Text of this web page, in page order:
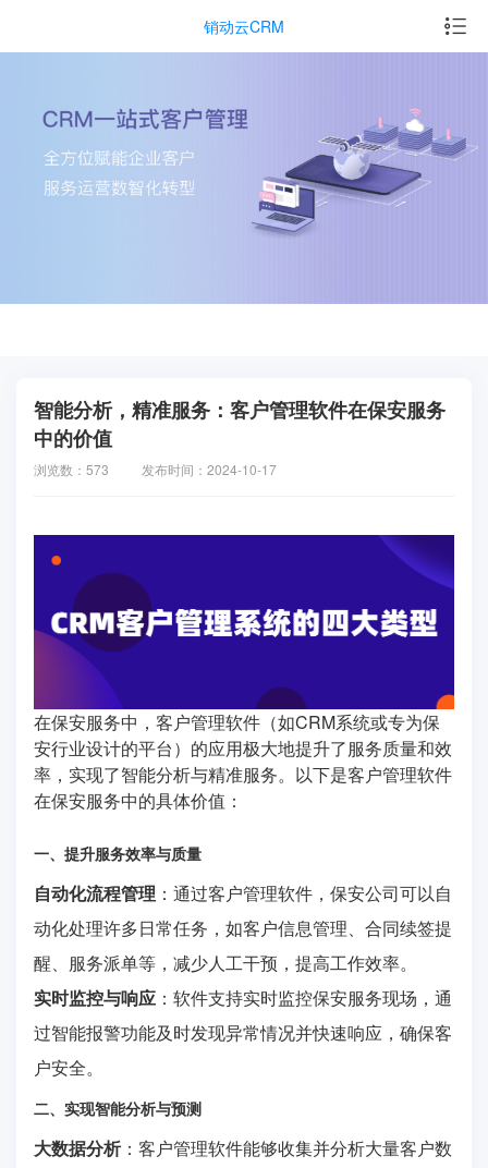
销动云CRM
智能分析，精准服务：客户管理软件在保安服务
中的价值
浏览数：573 发布时间：2024-10-17
在保安服务中，客户管理软件（如CRM系统或专为保
安行业设计的平台）的应用极大地提升了服务质量和效
率，实现了智能分析与精准服务。以下是客户管理软件
在保安服务中的具体价值：
一、提升服务效率与质量
自动化流程管理 ：通过客户管理软件，保安公司可以自
动化处理许多日常任务，如客户信息管理、合同续签提
醒、服务派单等，减少人工干预，提高工作效率。
实时监控与响应 ：软件支持实时监控保安服务现场，通
过智能报警功能及时发现异常情况并快速响应，确保客
户安全。
二、实现智能分析与预测
大数据分析：客户管理软件能够收集并分析大量客户数